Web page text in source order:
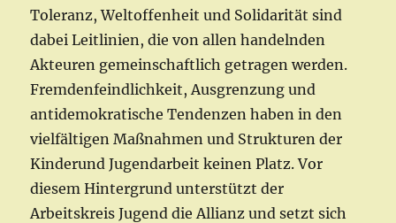
Toleranz, Weltoffenheit und Solidarität sind
dabei Leitlinien, die von allen handelnden
Akteuren gemeinschaftlich getragen werden.
Fremdenfeindlichkeit, Ausgrenzung und
antidemokratische Tendenzen haben in den
vielfältigen Maßnahmen und Strukturen der
Kinderund Jugendarbeit keinen Platz. Vor
diesem Hintergrund unterstützt der
Arbeitskreis Jugend die Allianz und setzt sich